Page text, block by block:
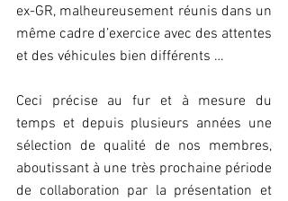
ex-GR, malheureusement réunis dans un
même cadre d’exercice avec des attentes
et des véhicules bien différents …
Ceci précise au fur et à mesure du
temps et depuis plusieurs années une
sélection de qualité de nos membres,
aboutissant à une très prochaine période
de collaboration par la présentation et